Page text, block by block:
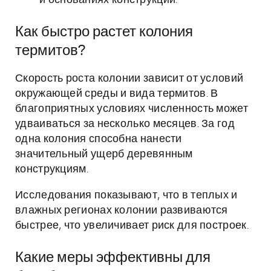
Как быстро растет колония
термитов?
Скорость роста колонии зависит от условий
окружающей среды и вида термитов. В
благоприятных условиях численность может
удваиваться за несколько месяцев. За год
одна колония способна нанести
значительный ущерб деревянным
конструкциям.
Исследования показывают, что в теплых и
влажных регионах колонии развиваются
быстрее, что увеличивает риск для построек.
Какие меры эффективны для